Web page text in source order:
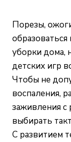
Порезы,
уборки дома,
детских игр
Чтобы не
воспаления,
заживления
выбирать
С развитием